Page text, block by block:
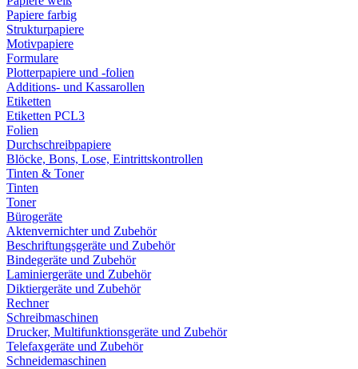
Papiere farbig
Strukturpapiere
Motivpapiere
Formulare
Plotterpapiere und -folien
Additions- und Kassarollen
Etiketten
Etiketten PCL3
Folien
Durchschreibpapiere
Blöcke, Bons, Lose, Eintrittskontrollen
Tinten & Toner
Tinten
Toner
Bürogeräte
Aktenvernichter und Zubehör
Beschriftungsgeräte und Zubehör
Bindegeräte und Zubehör
Laminiergeräte und Zubehör
Diktiergeräte und Zubehör
Rechner
Schreibmaschinen
Drucker, Multifunktionsgeräte und Zubehör
Telefaxgeräte und Zubehör
Schneidemaschinen